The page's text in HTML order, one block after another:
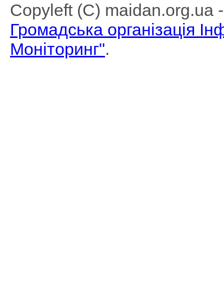
Copyleft (C) maidan.org.ua
Громадська організація
Моніторинг".